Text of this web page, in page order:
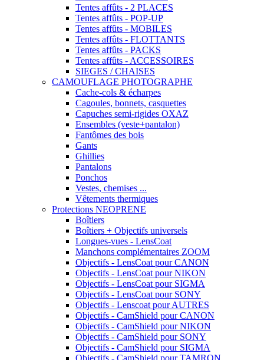
Tentes affûts - 2 PLACES
Tentes affûts - POP-UP
Tentes affûts - MOBILES
Tentes affûts - FLOTTANTS
Tentes affûts - PACKS
Tentes affûts - ACCESSOIRES
SIEGES / CHAISES
CAMOUFLAGE PHOTOGRAPHE
Cache-cols & écharpes
Cagoules, bonnets, casquettes
Capuches semi-rigides OXAZ
Ensembles (veste+pantalon)
Fantômes des bois
Gants
Ghillies
Pantalons
Ponchos
Vestes, chemises ...
Vêtements thermiques
Protections NEOPRENE
Boîtiers
Boîtiers + Objectifs universels
Longues-vues - LensCoat
Manchons complémentaires ZOOM
Objectifs - LensCoat pour CANON
Objectifs - LensCoat pour NIKON
Objectifs - LensCoat pour SIGMA
Objectifs - LensCoat pour SONY
Objectifs - Lenscoat pour AUTRES
Objectifs - CamShield pour CANON
Objectifs - CamShield pour NIKON
Objectifs - CamShield pour SONY
Objectifs - CamShield pour SIGMA
Objectifs - CamShield pour TAMRON